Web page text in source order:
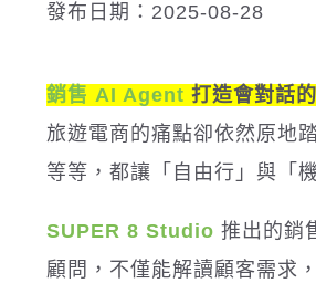
發布日期：2025-08-28
銷售 AI Agent 打造會對話
旅遊電商的痛點卻依然原地
等等，都讓「自由行」與「
SUPER 8 Studio 推出的銷
顧問，不僅能解讀顧客需求